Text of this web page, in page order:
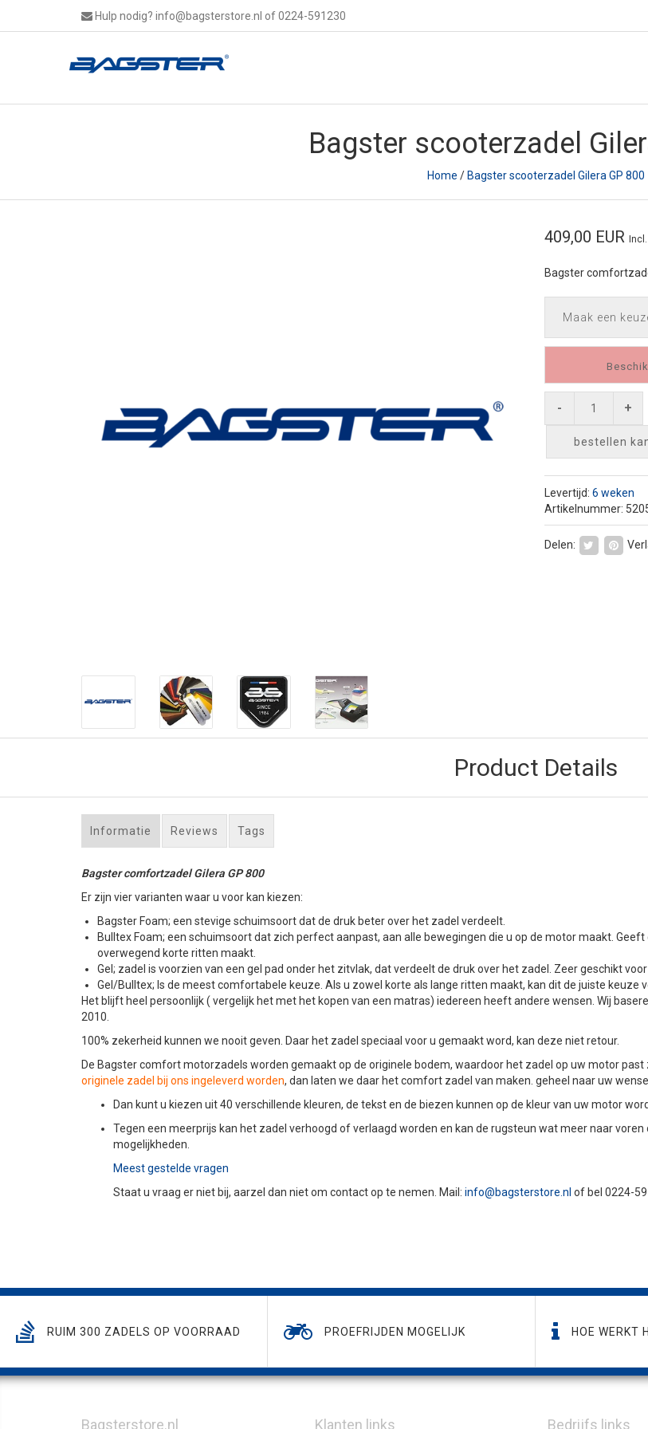
Hulp nodig? info@bagsterstore.nl of 0224-591230
Bagster scooterzadel
Home /Bagster scooterzadel Gilera GP 800
409,00 EUR
Bagster
Maak een
- +
bestellen
Levertijd: 6 weken
Artikelnummer:
Delen:
Product Details
Informatie Reviews Tags
Bagster comfortzadel Gilera GP 800
Er zijn vier varianten waar u voor kan kiezen:
Bagster Foam; een stevige schuimsoort dat de druk beter over het zadel verdeelt.
Bulltex Foam; een schuimsoort dat zich perfect aanpast, aan alle bewegingen die u op de motor maakt.
overwegend korte ritten maakt.
Gel; zadel is voorzien van een gel pad onder het zitvlak, dat verdeelt de druk over het zadel. Zeer geschikt
Gel/Bulltex; Is de meest comfortabele keuze. Als u zowel korte als lange ritten maakt, kan dit de juiste keuze
Het blijft heel persoonlijk ( vergelijk het met het kopen van een matras) iedereen heeft andere wensen. Wij
2010.
100% zekerheid kunnen we nooit geven. Daar het zadel speciaal voor u gemaakt word, kan deze niet retour.
De Bagster comfort motorzadels worden gemaakt op de originele bodem, waardoor het zadel op uw motor past
originele zadel bij ons ingeleverd worden, dan laten we daar het comfort zadel van maken. geheel naar uw
Dan kunt u kiezen uit 40 verschillende kleuren, de tekst en de biezen kunnen op de kleur van uw motor
Tegen een meerprijs kan het zadel verhoogd of verlaagd worden en kan de rugsteun wat meer naar
mogelijkheden.
Meest gestelde vragen
Staat u vraag er niet bij, aarzel dan niet om contact op te nemen. Mail: info@bagsterstore.nl of bel 0224-
RUIM 300 ZADELS OP VOORRAAD PROEFRIJDEN MOGELIJK HOE WERKT
Bagsterstore.nl Klanten links Bedrijfs links